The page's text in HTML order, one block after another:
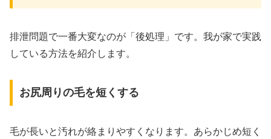
排泄問題で一番大変なのが「後処理」です。我が家で実践
している方法を紹介します。
お尻周りの毛を短くする
毛が長いと汚れが絡まりやすくなります。あらかじめ短く